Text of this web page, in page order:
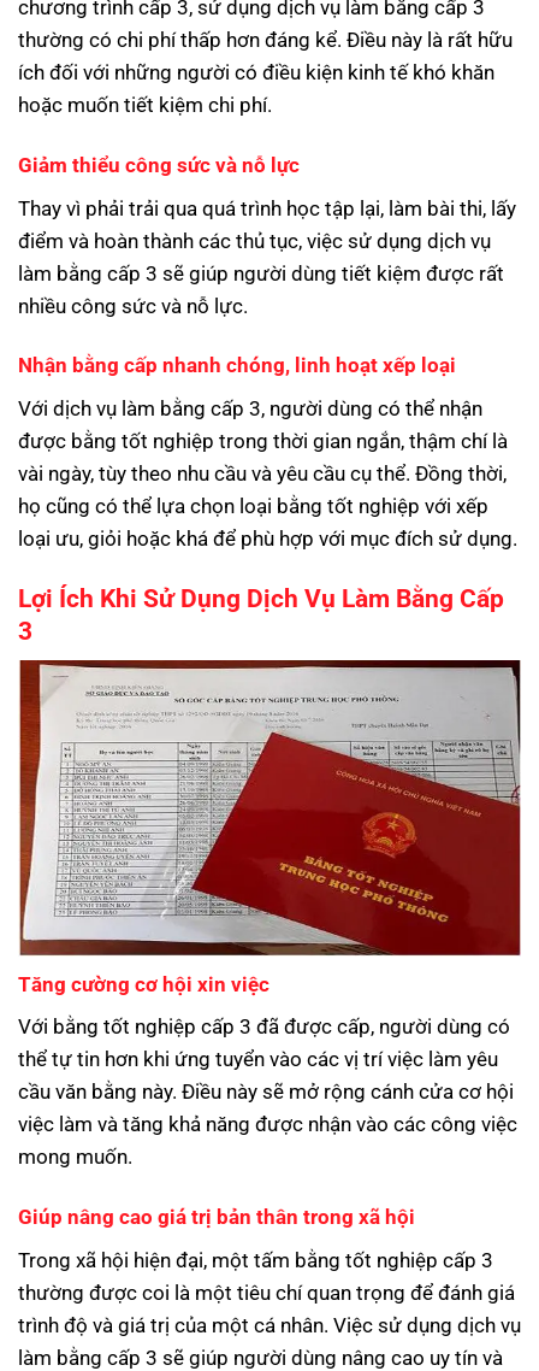
chương trình cấp 3, sử dụng dịch vụ làm bằng cấp 3
thường có chi phí thấp hơn đáng kể. Điều này là rất hữu
ích đối với những người có điều kiện kinh tế khó khăn
hoặc muốn tiết kiệm chi phí.
Giảm thiểu công sức và nỗ lực
Thay vì phải trải qua quá trình học tập lại, làm bài thi, lấy
điểm và hoàn thành các thủ tục, việc sử dụng dịch vụ
làm bằng cấp 3 sẽ giúp người dùng tiết kiệm được rất
nhiều công sức và nỗ lực.
Nhận bằng cấp nhanh chóng, linh hoạt xếp loại
Với dịch vụ làm bằng cấp 3, người dùng có thể nhận
được bằng tốt nghiệp trong thời gian ngắn, thậm chí là
vài ngày, tùy theo nhu cầu và yêu cầu cụ thể. Đồng thời,
họ cũng có thể lựa chọn loại bằng tốt nghiệp với xếp
loại ưu, giỏi hoặc khá để phù hợp với mục đích sử dụng.
Lợi Ích Khi Sử Dụng Dịch Vụ Làm Bằng Cấp
3
Tăng cường cơ hội xin việc
Với bằng tốt nghiệp cấp 3 đã được cấp, người dùng có
thể tự tin hơn khi ứng tuyển vào các vị trí việc làm yêu
cầu văn bằng này. Điều này sẽ mở rộng cánh cửa cơ hội
việc làm và tăng khả năng được nhận vào các công việc
mong muốn.
Giúp nâng cao giá trị bản thân trong xã hội
Trong xã hội hiện đại, một tấm bằng tốt nghiệp cấp 3
thường được coi là một tiêu chí quan trọng để đánh giá
trình độ và giá trị của một cá nhân. Việc sử dụng dịch vụ
làm bằng cấp 3 sẽ giúp người dùng nâng cao uy tín và